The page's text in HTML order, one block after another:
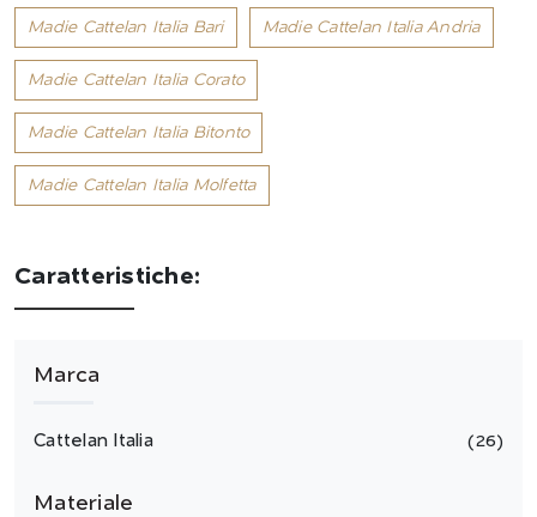
Madie Cattelan Italia Bari Madie Cattelan Italia Andria
Madie Cattelan Italia Corato
Madie Cattelan Italia Bitonto
Madie Cattelan Italia Molfetta
Caratteristiche:
Marca
Cattelan Italia 26
Materiale